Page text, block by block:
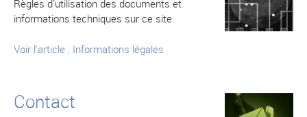
Règles d’utilisation des documents et
informations techniques sur ce site.
Voir l'article : Informations légales
Contact